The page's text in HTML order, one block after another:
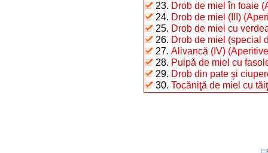
23. Drob de miel în foaie
24. Drob de miel (III)
25. Drob de miel cu
26. Drob de miel (special
27. Alivancă (IV)
28. Pulpă de miel cu
29. Drob din pate şi
30. Tocăniţă de miel cu